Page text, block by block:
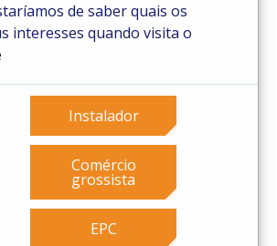
Todos os direitos reservados
Patentes
Termos e Condições
Condições de garantia
Governance
de saber quais os
interesses quando visita o
Instalador
Comércio
grossista
EPC